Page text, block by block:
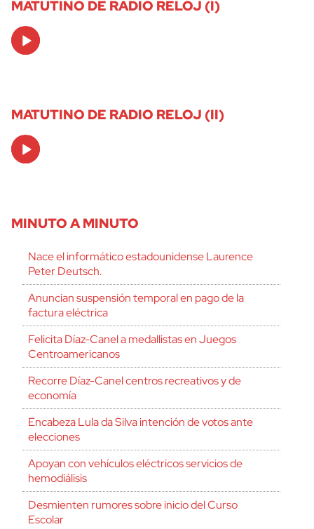
MATUTINO DE RADIO RELOJ (I)
Audio
Player
MATUTINO DE RADIO RELOJ (II)
Audio
Player
MINUTO A MINUTO
Nace el informático estadounidense Laurence
Peter Deutsch.
Anuncian suspensión temporal en pago de la
factura eléctrica
Felicita Díaz-Canel a medallistas en Juegos
Centroamericanos
Recorre Díaz-Canel centros recreativos y de
economía
Encabeza Lula da Silva intención de votos ante
elecciones
Apoyan con vehículos eléctricos servicios de
hemodiálisis
Desmienten rumores sobre inicio del Curso
Escolar